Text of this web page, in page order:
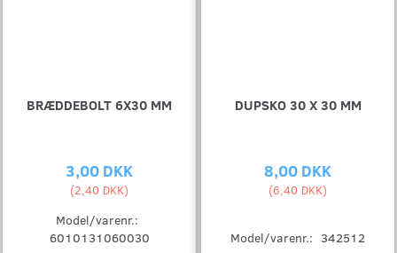
BRÆDDEBOLT 6X30 MM
3,00 DKK
(2,40 DKK)
Model/varenr.:
6010131060030
DUPSKO 30 X 30 MM
8,00 DKK
(6,40 DKK)
Model/varenr.: 342512